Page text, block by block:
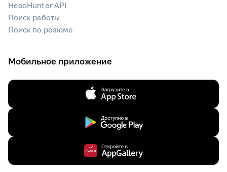
HeadHunter API
Поиск работы
Поиск по резюме
Мобильное приложение